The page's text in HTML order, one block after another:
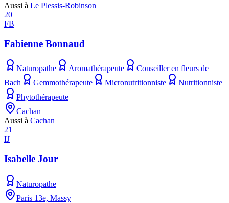
Aussi à Le Plessis-Robinson
20
FB
Fabienne Bonnaud
Naturopathe Aromathérapeute
Conseiller en fleurs de
Bach
Gemmothérapeute Micronutritionniste
Nutritionniste
Phytothérapeute
Cachan
Aussi à Cachan
21
IJ
Isabelle Jour
Naturopathe
Paris 13e, Massy